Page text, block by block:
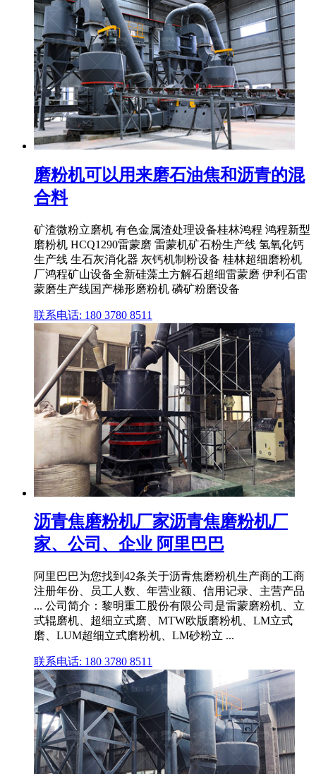
磨粉机可以用来磨石油焦和沥青的混
合料
矿渣微粉立磨机 有色金属渣处理设备桂林鸿程 鸿程新型
磨粉机 HCQ1290雷蒙磨 雷蒙机矿石粉生产线 氢氧化钙
生产线 生石灰消化器 灰钙机制粉设备 桂林超细磨粉机
厂鸿程矿山设备全新硅藻土方解石超细雷蒙磨 伊利石雷
蒙磨生产线国产梯形磨粉机 磷矿粉磨设备
联系电话: 180 3780 8511
沥青焦磨粉机厂家沥青焦磨粉机厂
家、公司、企业 阿里巴巴
阿里巴巴为您找到42条关于沥青焦磨粉机生产商的工商
注册年份、员工人数、年营业额、信用记录、主营产品
... 公司简介：黎明重工股份有限公司是雷蒙磨粉机、立
式辊磨机、超细立式磨、MTW欧版磨粉机、LM立式
磨、LUM超细立式磨粉机、LM砂粉立 ...
联系电话: 180 3780 8511